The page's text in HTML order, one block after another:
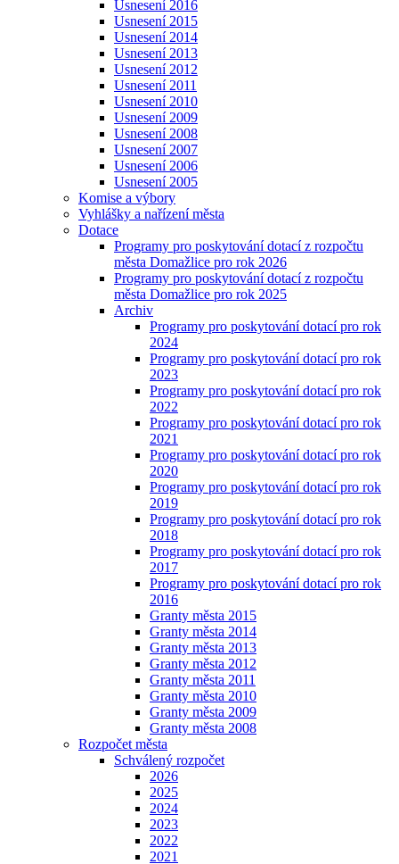
Usnesení 2016
Usnesení 2015
Usnesení 2014
Usnesení 2013
Usnesení 2012
Usnesení 2011
Usnesení 2010
Usnesení 2009
Usnesení 2008
Usnesení 2007
Usnesení 2006
Usnesení 2005
Komise a výbory
Vyhlášky a nařízení města
Dotace
Programy pro poskytování dotací z rozpočtu
města Domažlice pro rok 2026
Programy pro poskytování dotací z rozpočtu
města Domažlice pro rok 2025
Archiv
Programy pro poskytování dotací pro rok
2024
Programy pro poskytování dotací pro rok
2023
Programy pro poskytování dotací pro rok
2022
Programy pro poskytování dotací pro rok
2021
Programy pro poskytování dotací pro rok
2020
Programy pro poskytování dotací pro rok
2019
Programy pro poskytování dotací pro rok
2018
Programy pro poskytování dotací pro rok
2017
Programy pro poskytování dotací pro rok
2016
Granty města 2015
Granty města 2014
Granty města 2013
Granty města 2012
Granty města 2011
Granty města 2010
Granty města 2009
Granty města 2008
Rozpočet města
Schválený rozpočet
2026
2025
2024
2023
2022
2021